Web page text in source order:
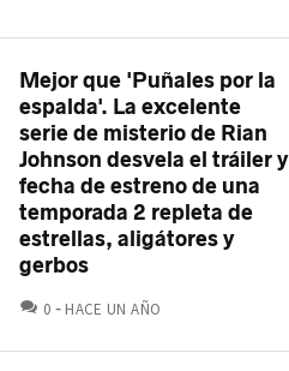
Mejor que 'Puñales por la
espalda'. La excelente
serie de misterio de Rian
Johnson desvela el tráiler y
fecha de estreno de una
temporada 2 repleta de
estrellas, aligátores y
gerbos
0 COMENTARIOS
HACE UN AÑO